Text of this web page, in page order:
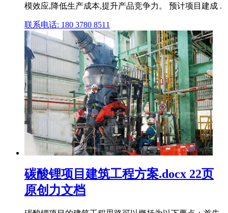
模效应,降低生产成本,提升产品竞争力。 预计项目建成 .
联系电话: 180 3780 8511
碳酸锂项目建筑工程方案.docx 22页
原创力文档